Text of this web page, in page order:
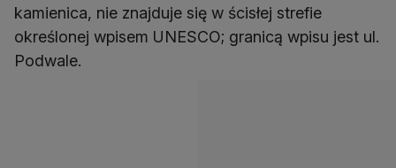
kamienica, nie znajduje się w ścisłej strefie
określonej wpisem UNESCO; granicą wpisu jest ul.
Podwale.